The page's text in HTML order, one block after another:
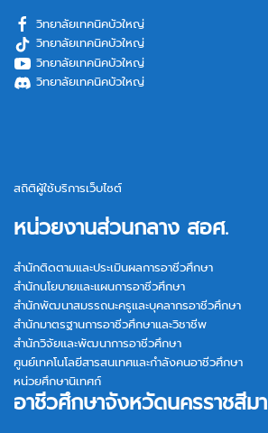
วิทยาลัยเทคนิคบัวใหญ่
วิทยาลัยเทคนิคบัวใหญ่
วิทยาลัยเทคนิคบัวใหญ่
วิทยาลัยเทคนิคบัวใหญ่
สถิติผู้ใช้บริการเว็บไซต์
หน่วยงานส่วนกลาง สอศ.
สำนักติดตามและประเมินผลการอาชีวศึกษา
สำนักนโยบายและแผนการอาชีวศึกษา
สำนักพัฒนาสมรรถนะครูและบุคลากรอาชีวศึกษา
สำนักมาตรฐานการอาชีวศึกษาและวิชาชีพ
สำนักวิจัยและพัฒนาการอาชีวศึกษา
ศูนย์เทคโนโลยีสารสนเทศและกำลังคนอาชีวศึกษา
หน่วยศึกษานิเทศก์
อาชีวศึกษาจังหวัดนครราชสีมา